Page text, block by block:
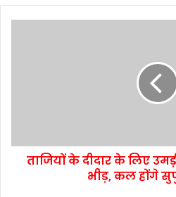
ताजियों के दीदार के लिए
भीड़, कल होंगे